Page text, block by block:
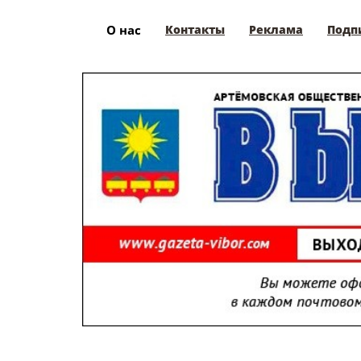
О нас Контакты Реклама